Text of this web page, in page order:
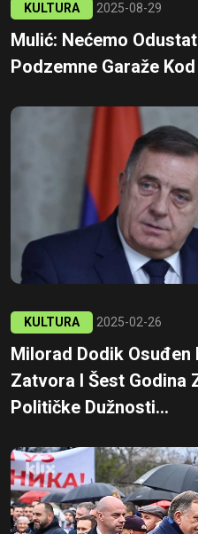
KULTURA 2025-08-29
Mulić: Nećemo
Podzemne Garaže
KULTURA 2025-02-26
Milorad Dodik Osuđen
Zatvora I Šest Godina
Političke Dužnosti...